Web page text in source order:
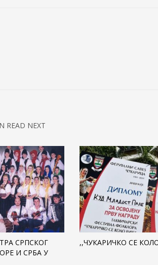
READ NEXT
СРПСКОГ
И СРБА У
,,ЧУКАРИЧКО СЕ